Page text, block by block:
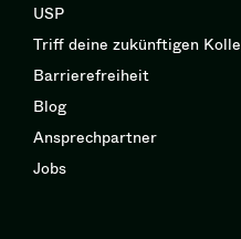
USP
Triff deine zukünftigen
Barrierefreiheit
Blog
Ansprechpartner
Jobs